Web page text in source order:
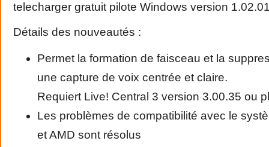
telecharger gratuit pilote Windows version
Détails des nouveautés :
Permet la formation de faisceau et la
une capture de voix centrée et claire.
Requiert Live! Central 3 version 3.00.35 ou
Les problèmes de compatibilité avec le
et AMD sont résolus